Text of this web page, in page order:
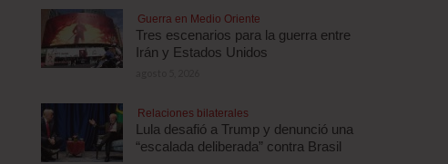
Guerra en Medio Oriente
Tres escenarios para la guerra entre
Irán y Estados Unidos
Relaciones bilaterales
Lula desafió a Trump y denunció una
“escalada deliberada” contra Brasil